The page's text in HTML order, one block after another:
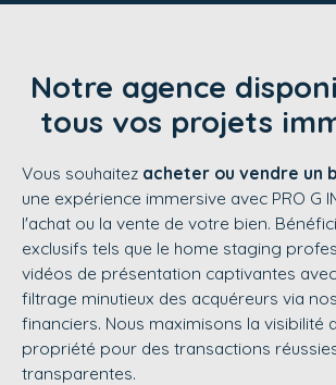
Notre agence
tous vos projets
Vous souhaitez acheter ou vendre un
une expérience immersive avec PRO G
l'achat ou la vente de votre bien.
exclusifs tels que le home staging
vidéos de présentation captivantes
filtrage minutieux des acquéreurs via
financiers. Nous maximisons la visibilité
propriété pour des transactions
transparentes.